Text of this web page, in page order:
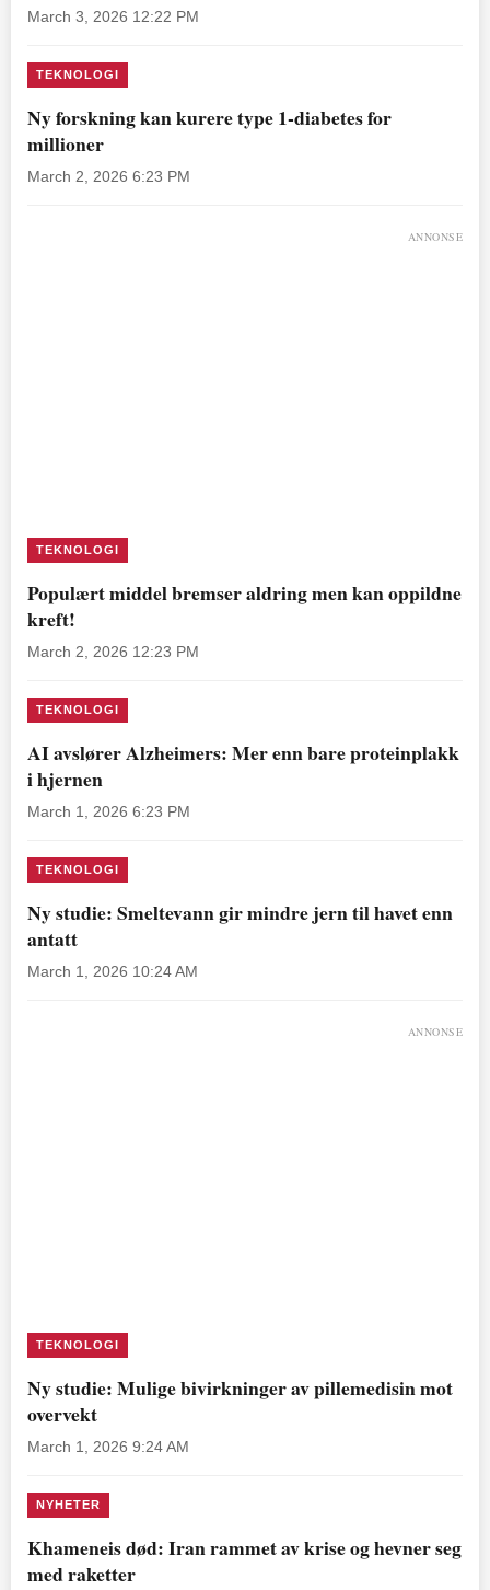
March 3, 2026 12:22 PM
TEKNOLOGI
Ny forskning kan kurere type 1-diabetes for
millioner
March 2, 2026 6:23 PM
ANNONSE
TEKNOLOGI
Populært middel bremser aldring men kan oppildne
kreft!
March 2, 2026 12:23 PM
TEKNOLOGI
AI avslører Alzheimers: Mer enn bare proteinplakk
i hjernen
March 1, 2026 6:23 PM
TEKNOLOGI
Ny studie: Smeltevann gir mindre jern til havet enn
antatt
March 1, 2026 10:24 AM
ANNONSE
TEKNOLOGI
Ny studie: Mulige bivirkninger av pillemedisin mot
overvekt
March 1, 2026 9:24 AM
NYHETER
Khameneis død: Iran rammet av krise og hevner seg
med raketter